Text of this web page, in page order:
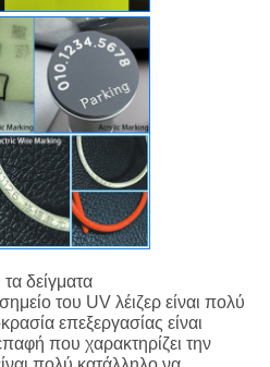
δείγματα
του UV λέιζερ είναι πολύ
επεξεργασίας είναι
που χαρακτηρίζει την